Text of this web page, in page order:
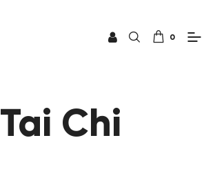
0
Tai Chi